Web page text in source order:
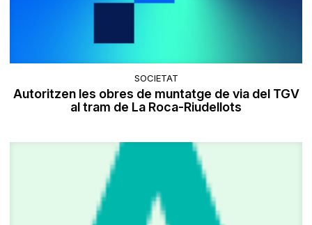
SOCIETAT
Autoritzen les obres de muntatge de via del TGV
al tram de La Roca-Riudellots